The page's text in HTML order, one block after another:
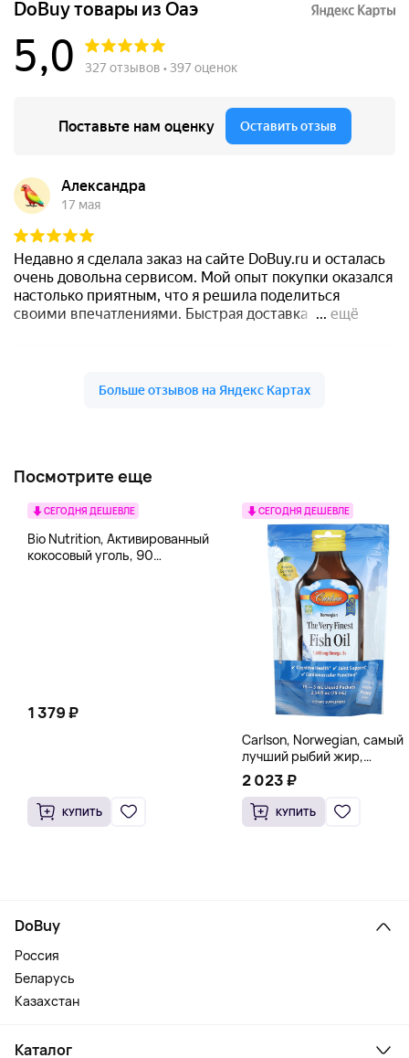
Посмотрите еще
СЕГОДНЯ ДЕШЕВЛЕ
Bio Nutrition, Активированный
кокосовый уголь, 90
1 379 ₽
КУПИТЬ
СЕГОДНЯ ДЕШЕВЛЕ
Carlson, Norwegian, самый
лучший рыбий жир,
натуральный лимон, 15
пакетиков (5 мл) каждый
2 023 ₽
КУПИТЬ
DoBuy
Россия
Беларусь
Казахстан
Каталог